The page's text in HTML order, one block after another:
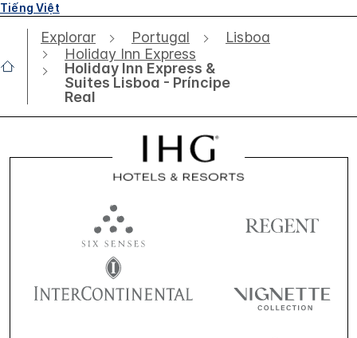
Tiếng Việt
Explorar Portugal
Lisboa
Holiday Inn Express
Holiday Inn Express &
Suites Lisboa - Príncipe
Real